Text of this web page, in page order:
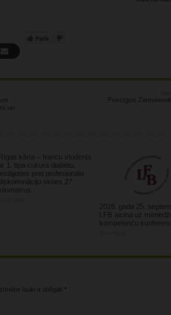
Patīk
un
Priecīgus
Rīgas kārta – franču students
1. tipa cukura diabētu,
pret profesionālo
skries 27
kilometrus
2026. gada 25.
LFB aicina uz
kompetenču
lauki ir obligāti *